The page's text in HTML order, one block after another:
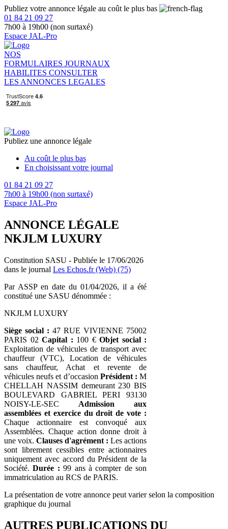
Publiez votre annonce légale au coût le plus bas
01 84 21 09 27
7h00 à 19h00 (non surtaxé)
Espace JAL-Pro
NOS
FORMULAIRES JOURNAUX
HABILITES CONSULTER
LES ANNONCES LEGALES
Publiez une annonce légale
Au coût le plus bas
En choisissant votre journal
01 84 21 09 27
7h00 à 19h00 (non surtaxé)
Espace JAL-Pro
ANNONCE LÉGALE
NKJLM LUXURY
Constitution SASU - Publiée le 17/06/2026
dans le journal Les Echos.fr (Web) (75)
Par ASSP en date du 01/04/2026, il a été
constitué une SASU dénommée :
NKJLM LUXURY
Siège social : 47 RUE VIVIENNE 75002
PARIS 02 Capital : 100 € Objet social :
Exploitation de véhicules de transport avec
chauffeur (VTC), Location de véhicules
sans chauffeur, Achat et revente de
véhicules neufs et d’occasion Président : M
CHELLAH NASSIM demeurant 230 BIS
BOULEVARD GABRIEL PERI 93130
NOISY-LE-SEC Admission aux
assemblées et exercice du droit de vote :
Chaque actionnaire est convoqué aux
Assemblées. Chaque action donne droit à
une voix. Clauses d'agrément : Les actions
sont librement cessibles entre actionnaires
uniquement avec accord du Président de la
Société.Durée : 99 ans à compter de son
immatriculation au RCS de PARIS.
La présentation de votre annonce peut varier selon la composition
graphique du journal
AUTRES PUBLICATIONS DU